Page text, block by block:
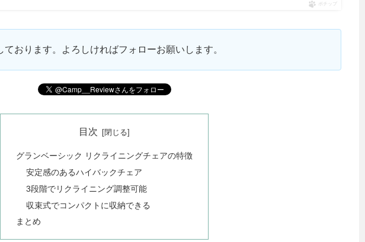
ポチップ
おります。よろしければフォローお願いします。
目次
グランベーシック リクライニングチェアの特徴
安定感のあるハイバックチェア
3段階でリクライニング調整可能
収束式でコンパクトに収納できる
まとめ